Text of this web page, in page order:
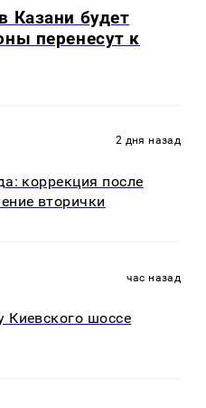
Казани будет
перенесут к
2 дня назад
коррекция после
вторички
час назад
шоссе